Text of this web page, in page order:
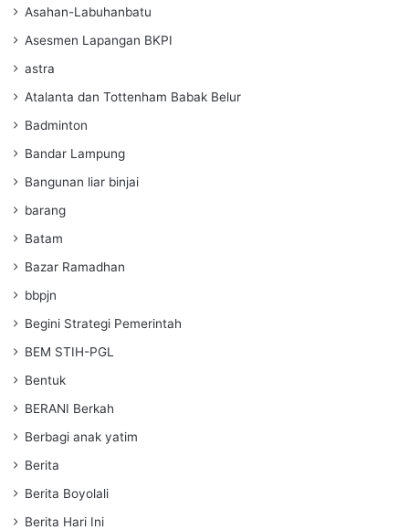
Asahan-Labuhanbatu
Asesmen Lapangan BKPI
astra
Atalanta dan Tottenham Babak Belur
Badminton
Bandar Lampung
Bangunan liar binjai
barang
Batam
Bazar Ramadhan
bbpjn
Begini Strategi Pemerintah
BEM STIH-PGL
Bentuk
BERANI Berkah
Berbagi anak yatim
Berita
Berita Boyolali
Berita Hari Ini